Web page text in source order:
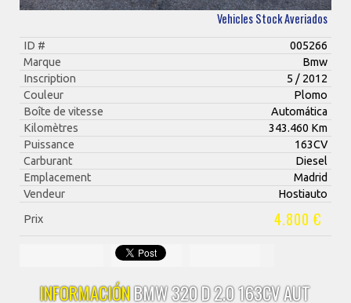
Vehicles Stock Averiados
ID #
005266
Marque
Bmw
Inscription
5 / 2012
Couleur
Plomo
Boîte de vitesse
Automática
Kilomètres
343.460 Km
Puissance
163CV
Carburant
Diesel
Emplacement
Madrid
Vendeur
Hostiauto
Prix
4.800 €
INFORMACIÓNBMW 320 D 2.0 163CV AUT